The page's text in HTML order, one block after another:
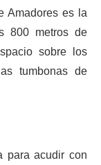
Amadores es la
800 metros de
sobre los
tumbonas de
para acudir con